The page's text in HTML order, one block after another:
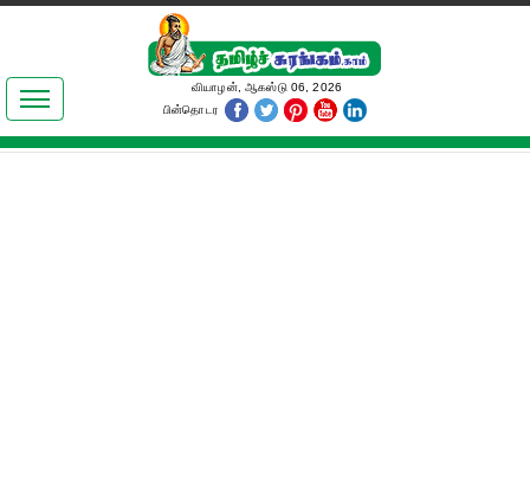
இலக்கியங்கள்
தமிழ் உலகம்
வியாழன், ஆகஸ்டு 06, 2026
பின்தொடர